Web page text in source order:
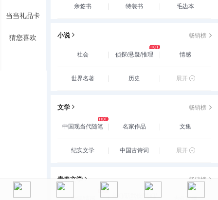
当当礼品卡
猜您喜欢
亲签书 特装书 毛边本
小说 畅销榜
社会 侦探/悬疑/推理 情感
世界名著 历史 展开
文学 畅销榜
中国现当代随笔 名家作品 文集
纪实文学 中国古诗词 展开
青春文学 畅销榜
玄幻/新武侠/魔幻/